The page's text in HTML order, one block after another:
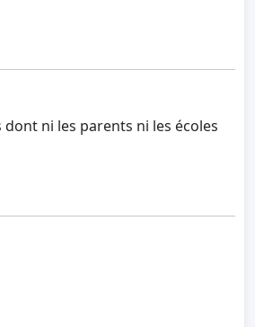
ni les parents ni les écoles